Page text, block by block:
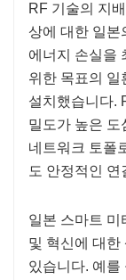
RF 기술의 지
상에 대한 일본
에너지 손실을
위한 목표의 일
설치했습니다.
밀도가 높은 도
네트워크 토폴
도 안정적인
일본 스마트 미
및 혁신에 대한
있습니다. 예를